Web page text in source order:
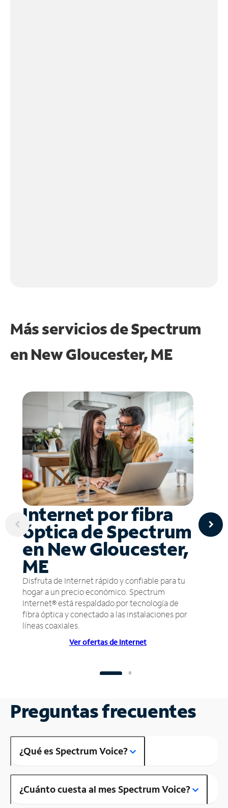
Más servicios de Spectrum
en New Gloucester, ME
Internet por fibra
óptica de Spectrum
en New Gloucester,
ME
Disfruta de Internet rápido y confiable para tu
hogar a un precio económico. Spectrum
Internet® está respaldado por tecnología de
fibra óptica y conectado a las instalaciones por
líneas coaxiales.
Ver ofertas de Internet
Preguntas frecuentes
¿Qué es Spectrum Voice?
¿Cuánto cuesta al mes Spectrum Voice?